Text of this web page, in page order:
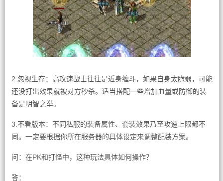
2.忽视生存：高攻速战士往往是近身缠斗，如果自身太脆弱，可能
还没打出效果就被对方秒杀。适当搭配一些增加血量或防御的装
备是明智之举。
3.不看版本：不同私服的装备属性、套装效果乃至攻速上限都不
同。一定要根据你所在服务器的具体设定来调整配装方案。
问：在PK和打怪中，这种玩法具体如何操作？
答：